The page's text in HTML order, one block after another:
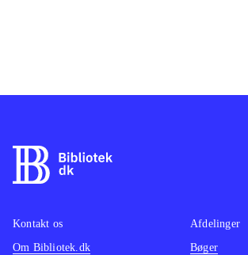
dybde, god storyline og mange
udfordrende Boss-kampe. Spillet har
gode animationer og effekter, som
underbygger det spændende univers
Kontakt os
Om Bibliotek.dk
Afdelinger
Bøger